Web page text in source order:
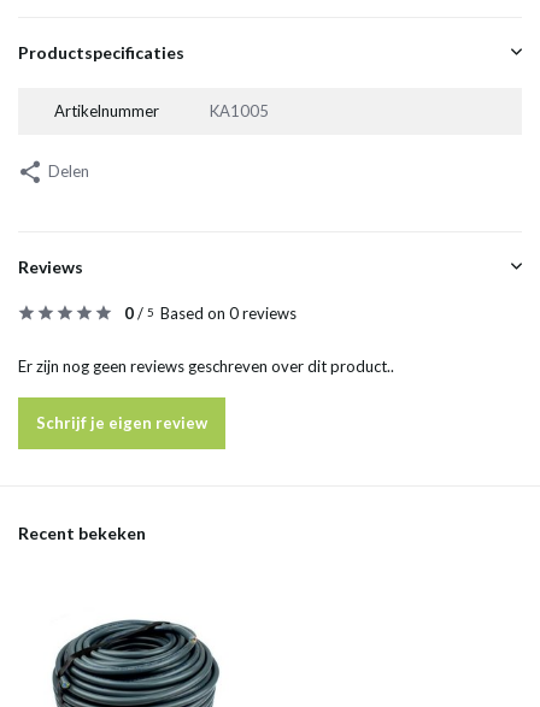
Productspecificaties
Artikelnummer KA1005
Delen
Reviews
0/ 5 Based on 0 reviews
Er zijn nog geen reviews geschreven over dit product..
Schrijf je eigen review
Recent bekeken